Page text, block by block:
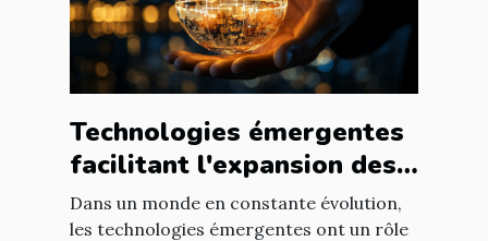
Technologies émergentes
facilitant l'expansion des
entreprises
Dans un monde en constante évolution,
les technologies émergentes ont un rôle